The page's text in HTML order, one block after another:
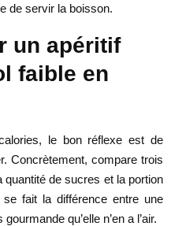
de servir la boisson.
un apéritif
faible en
le bon réflexe est de
Concrètement, compare trois
de sucres et la portion
fait la différence entre une
qu’elle n’en a l’air.